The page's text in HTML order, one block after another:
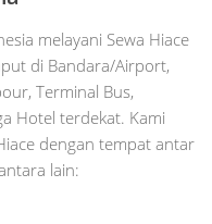
melayani Sewa Hiace
di Bandara/Airport,
Terminal Bus,
Hotel terdekat. Kami
dengan tempat antar
lain: